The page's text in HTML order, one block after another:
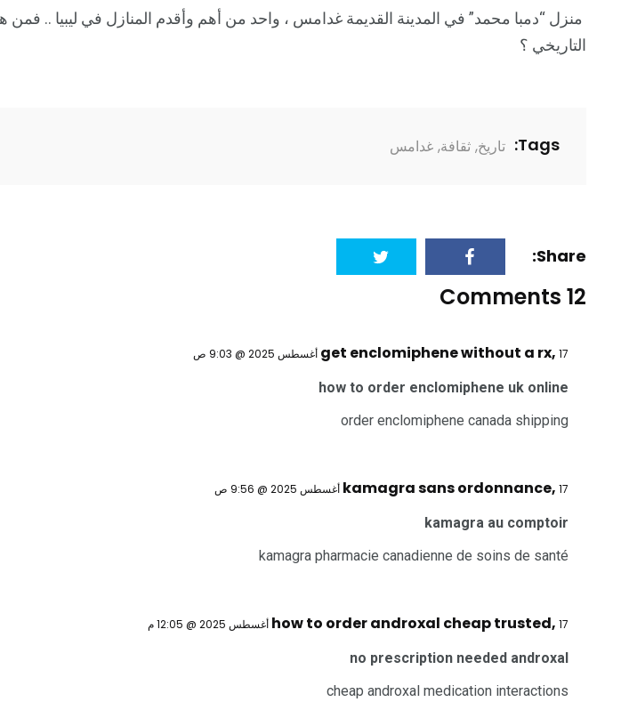
منزل “دمبا محمد” في المدينة القديمة غدامس ، واحد من أهم وأقدم المنازل في ليبيا ..
التاريخي ؟
Tags: تاريخ, ثقافة, غدامس
Share:
12 Comments
get enclomiphene without a rx, 17 أغسطس 2025 @ 9:03 ص
how to order enclomiphene uk online
order enclomiphene canada shipping
kamagra sans ordonnance, 17 أغسطس 2025 @ 9:56 ص
kamagra au comptoir
kamagra pharmacie canadienne de soins de santé
how to order androxal cheap trusted, 17 أغسطس 2025 @ 12:05 م
no prescription needed androxal
cheap androxal medication interactions